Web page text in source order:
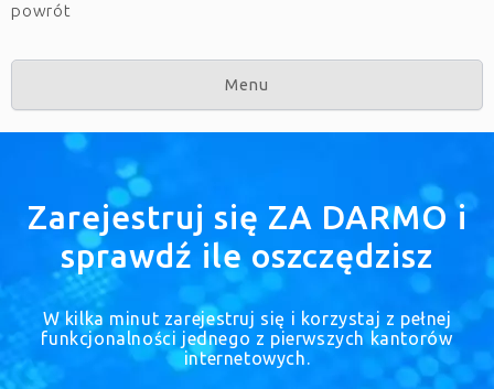
powrót
Menu
Zarejestruj się ZA DARMO i
sprawdź ile oszczędzisz
W kilka minut zarejestruj się i korzystaj z pełnej
funkcjonalności jednego z pierwszych kantorów
internetowych.